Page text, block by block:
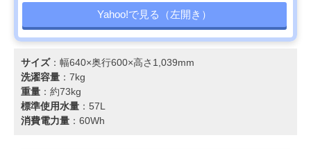
Yahoo!で見る（左開き）
サイズ：幅640×奥行600×高さ1,039mm
洗濯容量 ：7kg
重量 ：約73kg
標準使用水量 ：57L
消費電力量 ：60Wh